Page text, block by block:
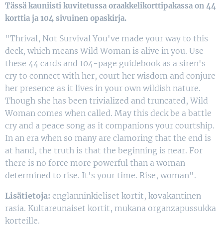
Tässä kauniisti kuvitetussa oraakkelikorttipakassa on 44
korttia ja 104 sivuinen opaskirja.
"Thrival, Not Survival You've made your way to this
deck, which means Wild Woman is alive in you. Use
these 44 cards and 104-page guidebook as a siren's
cry to connect with her, court her wisdom and conjure
her presence as it lives in your own wildish nature.
Though she has been trivialized and truncated, Wild
Woman comes when called. May this deck be a battle
cry and a peace song as it companions your courtship.
In an era when so many are clamoring that the end is
at hand, the truth is that the beginning is near. For
there is no force more powerful than a woman
determined to rise. It's your time. Rise, woman".
Lisätietoja: englanninkieliset kortit, kovakantinen
rasia. Kultareunaiset kortit, mukana organzapussukka
korteille.